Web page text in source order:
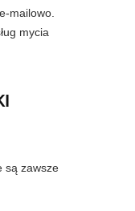
mailowo.
mycia
są zawsze